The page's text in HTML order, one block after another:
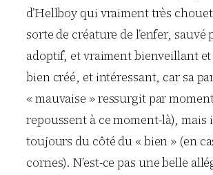
d’Hellboy qui vraiment très
sorte de créature de l’enfer, sauvé
adoptif, et vraiment bienveillant
bien créé, et intéressant, car sa
« mauvaise » ressurgit par
repoussent à ce moment-là),
toujours du côté du « bien » (en
cornes). N’est-ce pas une belle